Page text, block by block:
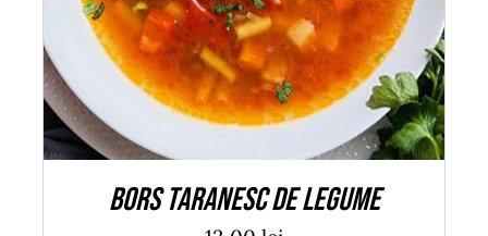
Bors taranesc de legume